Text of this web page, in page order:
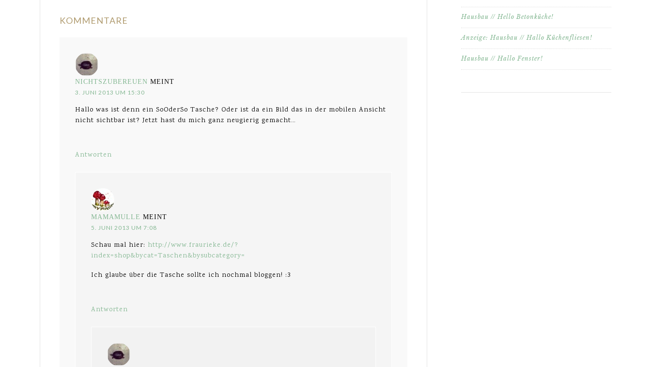
KOMMENTARE
NICHTSZUBEREUEN MEINT
3. JUNI 2013 UM 15:30
Hallo was ist denn ein SoOderSo Tasche? Oder ist da ein Bild das in der mobilen Ansicht
nicht sichtbar ist? Jetzt hast du mich ganz neugierig gemacht…
Antworten
MAMAMULLE MEINT
5. JUNI 2013 UM 7:08
Schau mal hier: http://www.fraurieke.de/?
index=shop&bycat=Taschen&bysubcategory=
Ich glaube über die Tasche sollte ich nochmal bloggen! :3
Antworten
Hausbau // Hello Betonküche!
Anzeige: Hausbau // Hallo Küchenfliesen!
Hausbau // Hallo Fenster!